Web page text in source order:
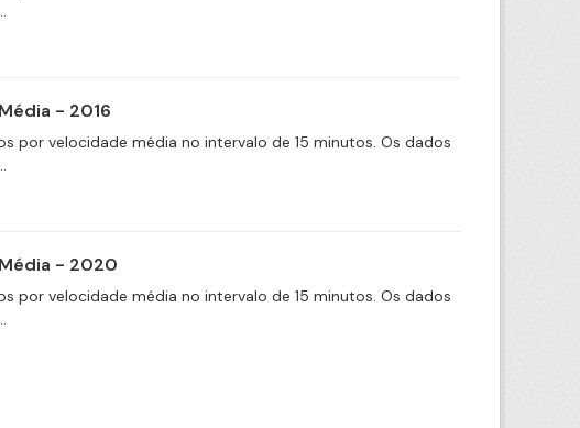
- 2016
por velocidade média no intervalo de 15 minutos. Os dados
- 2020
por velocidade média no intervalo de 15 minutos. Os dados